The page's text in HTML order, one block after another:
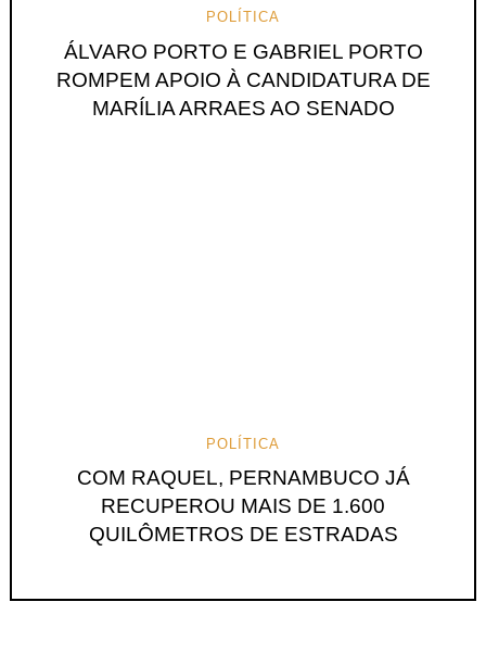
POLÍTICA
ÁLVARO PORTO E GABRIEL PORTO
ROMPEM APOIO À CANDIDATURA DE
MARÍLIA ARRAES AO SENADO
POLÍTICA
COM RAQUEL, PERNAMBUCO JÁ
RECUPEROU MAIS DE 1.600
QUILÔMETROS DE ESTRADAS